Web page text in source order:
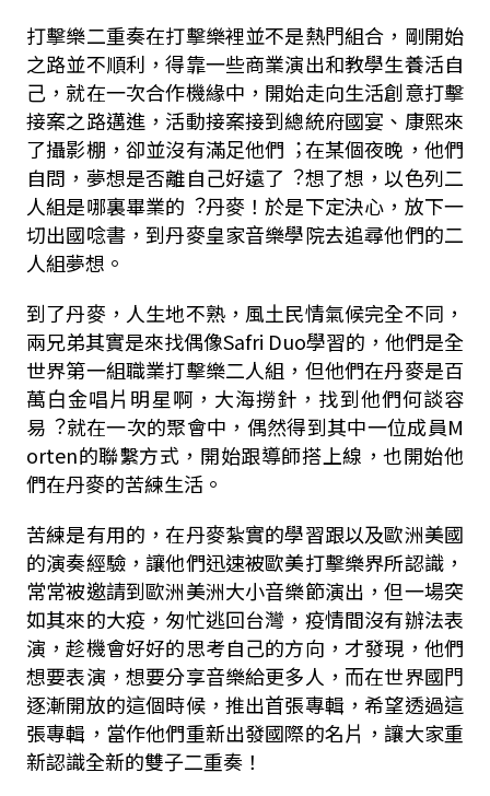
打擊樂⼆重奏在打擊樂裡並不是熱⾨組合，剛開始
之路並不順利，得靠⼀些商業演出和教學⽣養活⾃
⼰，就在⼀次合作機緣中，開始⾛向⽣活創意打擊
接案之路邁進，活動接案接到總統府國宴、康熙來
了攝影棚，卻並沒有滿⾜他們︔在某個夜晚，他們
自問，夢想是否離⾃⼰好遠了︖想了想，以⾊列⼆
⼈組是哪裏畢業的︖丹⿆！於是下定決⼼，放下⼀
切出國唸書，到丹⿆皇家⾳樂學院去追尋他們的⼆
⼈組夢想。
到了丹⿆，⼈⽣地不熟，風⼟民情氣候完全不同，
兩兄弟其實是來找偶像Safri Duo學習的，他們是全
世界第⼀組職業打擊樂⼆⼈組，但他們在丹⿆是百
萬⽩⾦唱⽚明星啊，⼤海撈針，找到他們何談容
易︖就在⼀次的聚會中，偶然得到其中⼀位成員M
orten的聯繫⽅式，開始跟導師搭上線，也開始他
們在丹⿆的苦練⽣活。
苦練是有⽤的，在丹⿆紮實的學習跟以及歐洲美國
的演奏經驗，讓他們迅速被歐美打擊樂界所認識，
常常被邀請到歐洲美洲⼤⼩⾳樂節演出，但⼀場突
如其來的⼤疫，匆忙逃回台灣，疫情間沒有辦法表
演，趁機會好好的思考⾃⼰的⽅向，才發現，他們
想要表演，想要分享⾳樂給更多⼈，⽽在世界國⾨
逐漸開放的這個時候，推出⾸張專輯，希望透過這
張專輯，當作他們重新出發國際的名⽚，讓⼤家重
新認識全新的雙⼦⼆重奏！